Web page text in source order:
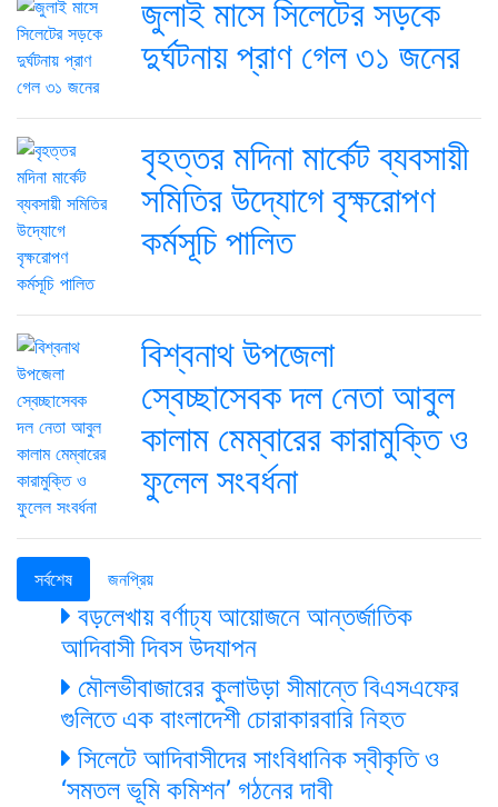
জুলাই মাসে সিলেটের সড়কে
দুর্ঘটনায় প্রাণ গেল ৩১ জনের
বৃহত্তর মদিনা মার্কেট ব্যবসায়ী
সমিতির উদ্যোগে বৃক্ষরোপণ
কর্মসূচি পালিত
বিশ্বনাথ উপজেলা
স্বেচ্ছাসেবক দল নেতা আবুল
কালাম মেম্বারের কারামুক্তি ও
ফুলেল সংবর্ধনা
সর্বশেষ জনপ্রিয়
বড়লেখায় বর্ণাঢ্য আয়োজনে আন্তর্জাতিক
আদিবাসী দিবস উদযাপন
মৌলভীবাজারের কুলাউড়া সীমান্তে বিএসএফের
গুলিতে এক বাংলাদেশী চোরাকারবারি নিহত
সিলেটে আদিবাসীদের সাংবিধানিক স্বীকৃতি ও
‘সমতল ভূমি কমিশন’ গঠনের দাবী